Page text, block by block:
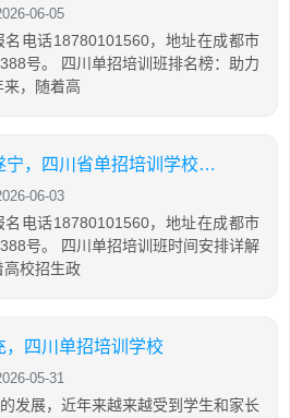
06-05
电话18780101560，地址在成都市
号。 四川单招培训班排名榜：助力
，随着高
四川单招培训班时间遂宁，四川省单招培训学校排名
06-03
电话18780101560，地址在成都市
号。 四川单招培训班时间安排详解
校招生政
，四川单招培训学校
05-31
发展，近年来越来越受到学生和家长